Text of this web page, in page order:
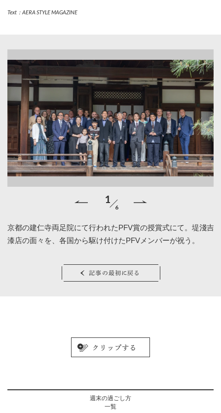
Text ： AERA STYLE MAGAZINE
京都の建仁寺両足院にて行われたPFV賞の授賞式にて。堤淺吉
漆店の面々を、各国から駆け付けたPFVメンバーが祝う。
記事の最初に戻る
1
6
週末の過ごし方
一覧